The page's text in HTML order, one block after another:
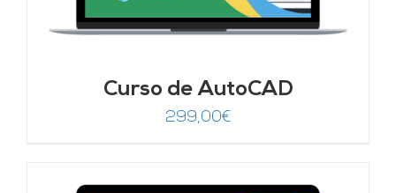
Curso de AutoCAD
299,00€